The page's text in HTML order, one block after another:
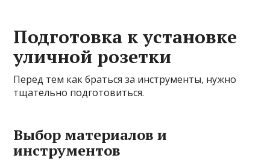
Подготовка к установке
уличной розетки
Перед тем как браться за инструменты, нужно
тщательно подготовиться.
Выбор материалов и
инструментов